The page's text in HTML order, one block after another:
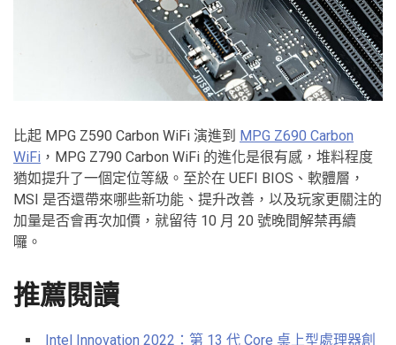
比起 MPG Z590 Carbon WiFi 演進到 MPG Z690 Carbon
WiFi ，MPG Z790 Carbon WiFi 的進化是很有感，堆料程度
猶如提升了一個定位等級。至於在 UEFI BIOS、軟體層，
MSI 是否還帶來哪些新功能、提升改善，以及玩家更關注的
加量是否會再次加價，就留待 10 月 20 號晚間解禁再續
囉。
推薦閱讀
Intel Innovation 2022：第 13 代 Core 桌上型處理器創